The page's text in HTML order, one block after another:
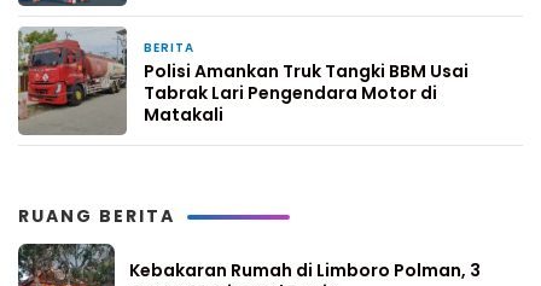
BERITA
Polisi Amankan Truk Tangki BBM Usai
Tabrak Lari Pengendara Motor di
Matakali
RUANG BERITA
Kebakaran Rumah di Limboro Polman, 3